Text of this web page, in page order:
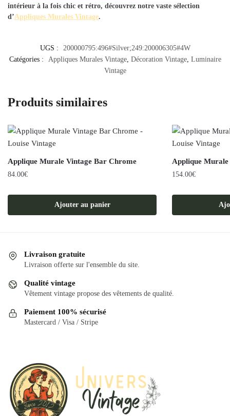
intérieur à la fois chic et rétro, découvrez notre vaste sélection
d’Appliques Murales Vintage.
UGS :
200000795:496#Silver;249:200006305#4W
Catégories :
Appliques Murales Vintage, Décoration Vintage, Luminaire
Vintage
Produits similaires
Applique Murale Vintage Bar Chrome
84.00€
Ajouter au panier
Applique
154.00€
Livraison gratuite
Livraison offerte sur l'ensemble du site.
Qualité vintage
Vêtement vintage propose des vêtements de qualité.
Paiement 100% sécurisé
Mastercard / Visa / Stripe